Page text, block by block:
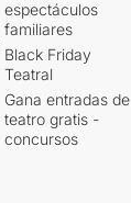
espectáculos
familiares
Black Friday
Teatral
Gana entradas de
teatro gratis -
concursos